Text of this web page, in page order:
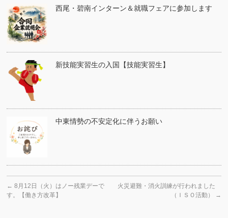
西尾・碧南インターン＆就職フェアに参加します
新技能実習生の入国【技能実習生】
中東情勢の不安定化に伴うお願い
← 8月12日（火）はノー残業デーで
す。【働き方改革】
火災避難・消火訓練が行われました
（ＩＳＯ活動）
→